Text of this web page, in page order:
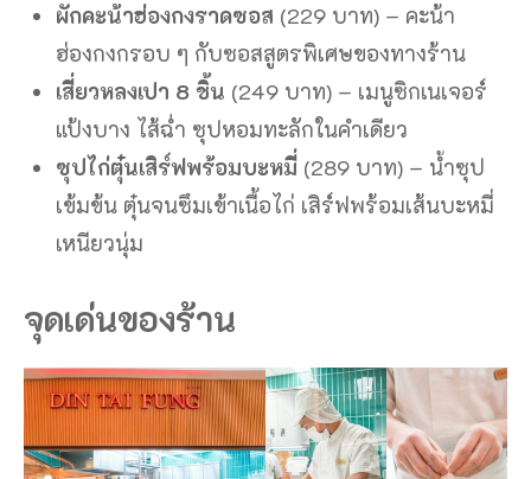
ผักคะน้าฮ่องกงราดซอส (229 บาท) – คะน้า
ฮ่องกงกรอบ ๆ กับซอสสูตรพิเศษของทางร้าน
เสี่ยวหลงเปา 8 ชิ้น (249 บาท) – เมนูซิกเนเจอร์
แป้งบาง ไส้ฉ่ำ ซุปหอมทะลักในคำเดียว
ซุปไก่ตุ๋นเสิร์ฟพร้อมบะหมี่ (289 บาท) – น้ำซุป
เข้มข้น ตุ๋นจนซึมเข้าเนื้อไก่ เสิร์ฟพร้อมเส้นบะหมี่
เหนียวนุ่ม
จุดเด่นของร้าน